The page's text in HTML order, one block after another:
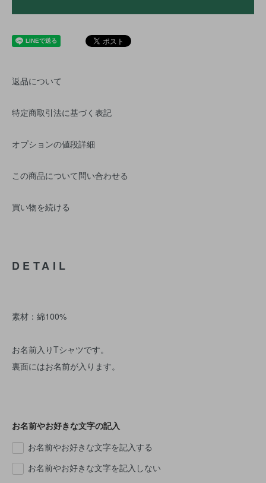
返品について
特定商取引法に基づく表記
オプションの値段詳細
この商品について問い合わせる
買い物を続ける
DETAIL
素材：綿100%
お名前入りTシャツです。
裏面にはお名前が入ります。
お名前やお好きな文字の記入
お名前やお好きな文字を記入する
お名前やお好きな文字を記入しない